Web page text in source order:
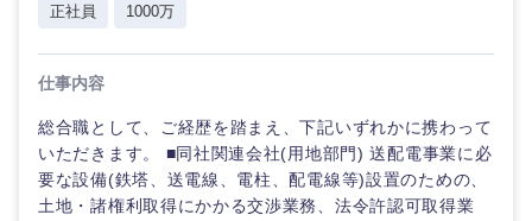
正社員
1000万
仕事内容
総合職として、ご経歴を踏まえ、下記いずれかに携わって
いただきます。 ■同社関連会社(用地部門) 送配電事業に必
要な設備(鉄塔、送電線、電柱、配電線等)設置のための、
土地・諸権利取得にかかる交渉業務、法令許認可取得業